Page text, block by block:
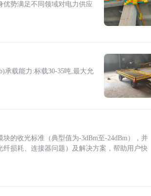
优势满足不同领域对电力供应
承载能力:标载30-35吨,最大允
的收光标准（典型值为-3dBm至-24dBm），并
损耗、连接器问题）及解决方案，帮助用户快